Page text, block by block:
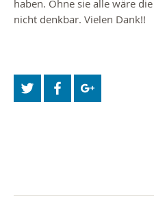
haben. Ohne sie alle wäre
nicht denkbar. Vielen Dank!!